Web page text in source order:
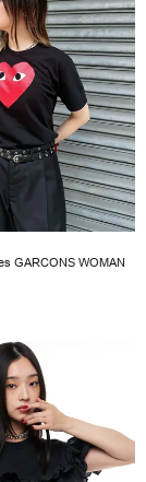
GARCONS WOMAN